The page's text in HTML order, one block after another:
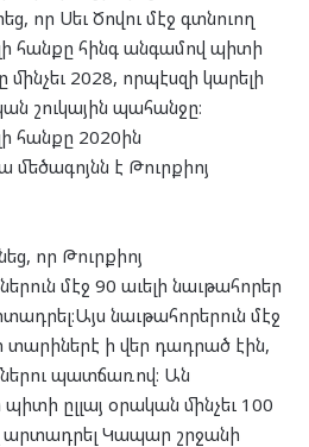
որ Սեւ Ծովու մէջ գտնուող
հանքը հինգ անգամով պիտի
2028, որպէսզի կարելի
շուկային պահանջը։
հանքը 2020ին
մեծագոյնն է Թուրքիոյ
որ Թուրքիոյ
մէջ 90 աւելի նաւթահորեր
նաւթահորերուն մէջ
ի վեր դադրած էին,
պատճառով։ Ան
ըլլայ օրական մինչեւ 100
Կապար շրջանի